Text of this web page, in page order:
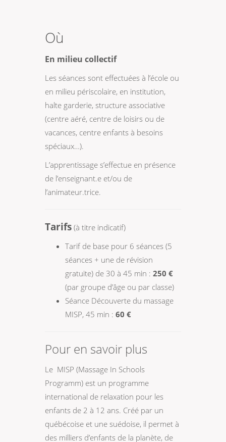
Où
En milieu collectif
Les séances sont effectuées à l’école ou
en milieu périscolaire, en institution,
halte garderie, structure associative
(centre aéré, centre de loisirs ou de
vacances, centre enfants à besoins
spéciaux…).
L’apprentissage s’effectue en présence
de l’enseignant.e et/ou de
l’animateur.trice.
Tarifs (à titre indicatif)
Tarif de base pour 6 séances (5
séances + une de révision
gratuite) de 30 à 45 min : 250 €
(par groupe d’âge ou par classe)
Séance Découverte du massage
MISP, 45 min : 60 €
Pour en savoir plus
Le MISP (Massage In Schools
Programm) est un programme
international de relaxation pour les
enfants de 2 à 12 ans. Créé par un
québécoise et une suédoise, il permet à
des milliers d’enfants de la planète, de